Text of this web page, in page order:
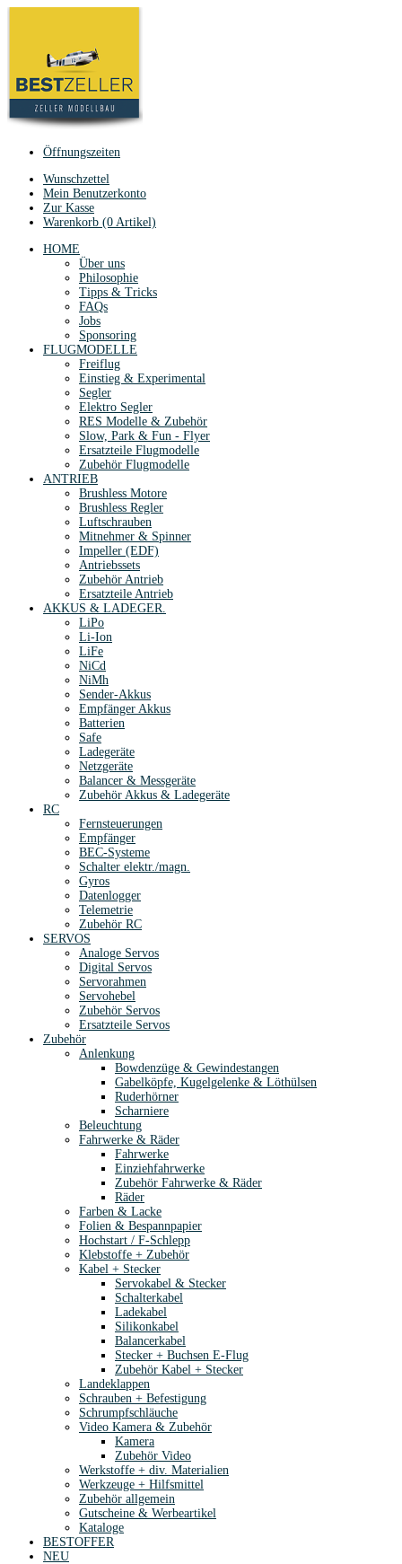
Öffnungszeiten
Wunschzettel
Mein Benutzerkonto
Zur Kasse
Warenkorb (0 Artikel)
HOME
Über uns
Philosophie
Tipps & Tricks
FAQs
Jobs
Sponsoring
FLUGMODELLE
Freiflug
Einstieg & Experimental
Segler
Elektro Segler
RES Modelle & Zubehör
Slow, Park & Fun - Flyer
Ersatzteile Flugmodelle
Zubehör Flugmodelle
ANTRIEB
Brushless Motore
Brushless Regler
Luftschrauben
Mitnehmer & Spinner
Impeller (EDF)
Antriebssets
Zubehör Antrieb
Ersatzteile Antrieb
AKKUS & LADEGER.
LiPo
Li-Ion
LiFe
NiCd
NiMh
Sender-Akkus
Empfänger Akkus
Batterien
Safe
Ladegeräte
Netzgeräte
Balancer & Messgeräte
Zubehör Akkus & Ladegeräte
RC
Fernsteuerungen
Empfänger
BEC-Systeme
Schalter elektr./magn.
Gyros
Datenlogger
Telemetrie
Zubehör RC
SERVOS
Analoge Servos
Digital Servos
Servorahmen
Servohebel
Zubehör Servos
Ersatzteile Servos
Zubehör
Anlenkung
Bowdenzüge & Gewindestangen
Gabelköpfe, Kugelgelenke & Löthülsen
Ruderhörner
Scharniere
Beleuchtung
Fahrwerke & Räder
Fahrwerke
Einziehfahrwerke
Zubehör Fahrwerke & Räder
Räder
Farben & Lacke
Folien & Bespannpapier
Hochstart / F-Schlepp
Klebstoffe + Zubehör
Kabel + Stecker
Servokabel & Stecker
Schalterkabel
Ladekabel
Silikonkabel
Balancerkabel
Stecker + Buchsen E-Flug
Zubehör Kabel + Stecker
Landeklappen
Schrauben + Befestigung
Schrumpfschläuche
Video Kamera & Zubehör
Kamera
Zubehör Video
Werkstoffe + div. Materialien
Werkzeuge + Hilfsmittel
Zubehör allgemein
Gutscheine & Werbeartikel
Kataloge
BESTOFFER
NEU